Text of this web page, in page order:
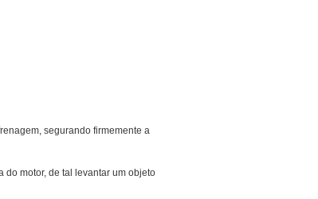
segurando firmemente a
do motor, de tal levantar um objeto